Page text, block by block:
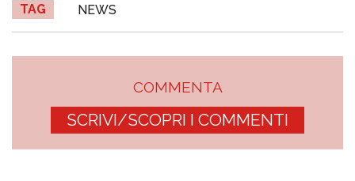
TAG NEWS
COMMENTA
SCRIVI/SCOPRI I COMMENTI